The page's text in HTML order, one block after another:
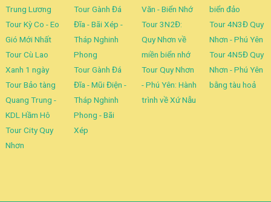
Trung Lương
Tour Kỳ Co - Eo
Gió Mới Nhất
Tour Cù Lao
Xanh 1 ngày
Tour Bảo tàng
Quang Trung -
KDL Hầm Hô
Tour City Quy
Nhơn
Tour Gành Đá
Đĩa - Bãi Xép -
Tháp Nghinh
Phong
Tour Gành Đá
Đĩa - Mũi Điện -
Tháp Nghinh
Phong - Bãi
Xép
Văn - Biển Nhớ
Tour 3N2Đ:
Quy Nhơn về
miền biển nhớ
Tour Quy Nhơn
- Phú Yên: Hành
trình về Xứ Nẫu
biển đảo
Tour 4N3Đ Quy
Nhơn - Phú Yên
Tour 4N5Đ Quy
Nhơn - Phú Yên
bằng tàu hoả